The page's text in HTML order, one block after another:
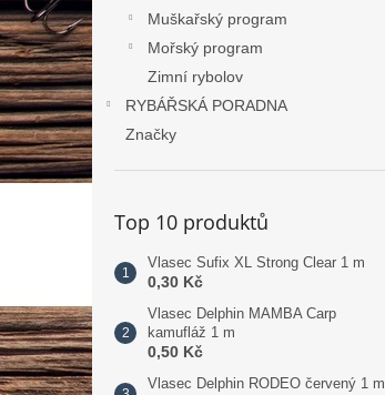
Muškařský program
Mořský program
Zimní rybolov
RYBÁŘSKÁ PORADNA
Značky
Top 10 produktů
Vlasec Sufix XL Strong Clear 1 m
0,30 Kč
Vlasec Delphin MAMBA Carp
kamufláž 1 m
0,50 Kč
Vlasec Delphin RODEO červený 1 m